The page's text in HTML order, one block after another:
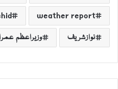
weather report
نوازشریف
وزیراعظم